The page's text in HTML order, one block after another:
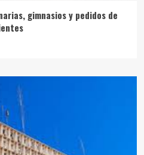
gimnasios y pedidos de